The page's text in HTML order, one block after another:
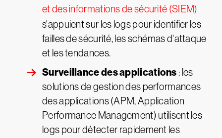
et des informations de sécurité (SIEM)
s'appuient sur les logs pour identifier les
failles de sécurité, les schémas d'attaque
et les tendances.
Surveillance des applications : les
solutions de gestion des performances
des applications (APM, Application
Performance Management) utilisent les
logs pour détecter rapidement les